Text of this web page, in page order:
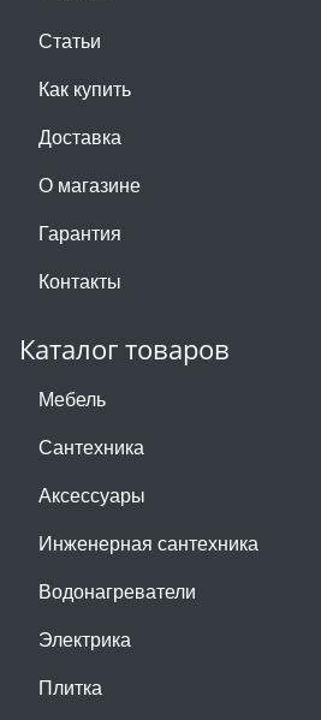
Статьи
Как купить
Доставка
О магазине
Гарантия
Контакты
Каталог товаров
Мебель
Сантехника
Аксессуары
Инженерная сантехника
Водонагреватели
Электрика
Плитка